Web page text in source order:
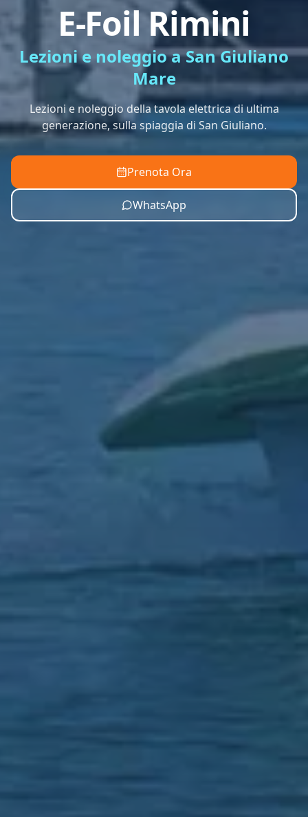
E-Foil Rimini
Lezioni e noleggio a San Giuliano
Mare
Lezioni e noleggio della tavola elettrica di ultima
generazione, sulla spiaggia di San Giuliano.
Prenota Ora
WhatsApp